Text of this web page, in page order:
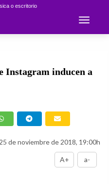
o escritorio
Toggle
Instagram inducen a
25 de noviembre de 2018, 19:00h
A+ a-